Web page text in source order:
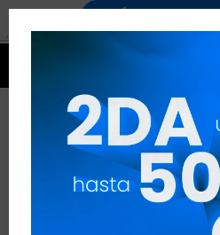
BARRAS DE
BARRAS DE